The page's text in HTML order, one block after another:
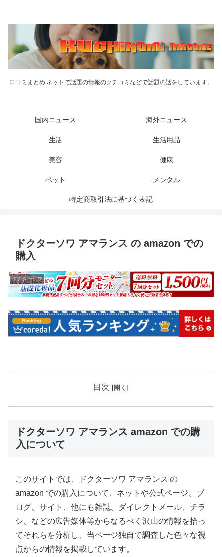
口コミまとめ ネットで話題の情報のクチコミなどで話題の話をしています。
国内ニュース 海外ニュース
生活 生活用品
美容 健康
ペット メンタル
特定商取引法に基づく表記
ドクターソワ アマランス の amazon での
購入
ドクターソワ
目次
ドクターソワ アマランス amazon での購
入について
このサイトでは、ドクターソワ アマランス の
amazon での購入について、ネットや公式ページ、ブ
ログ、サイト、他にも雑誌、ダイレクトメール、チラ
シ、などの広告媒体等からなるべく沢山の情報を拾っ
てそれらを分析し、当ページ独自で調査した色々な視
点からの情報を掲載しています。